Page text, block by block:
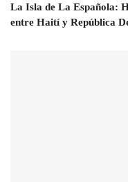
La Isla de La Española:
entre Haití y República